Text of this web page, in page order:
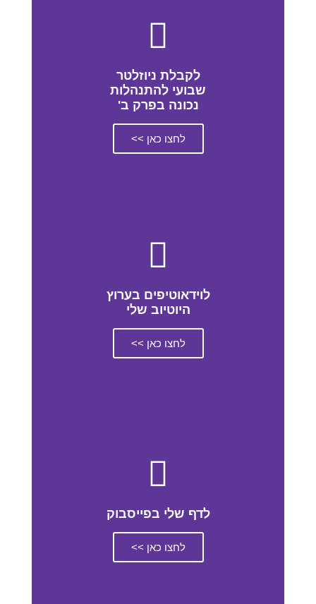
לקבלת ניוזלטר
שבועי להתנהלות
נכונה בפרק ב'
לחצו כאן >>
לוידאוטיפים בערוץ
היוטיוב שלי
לחצו כאן >>
לדף שלי בפייסבוק
לחצו כאן >>